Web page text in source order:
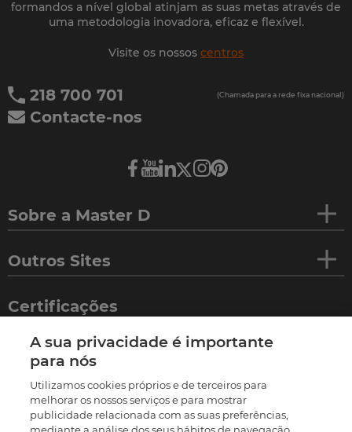
formandos a nível global atinjam as suas metas através de
uma metodologia inovadora, eficaz e flexível.
Visite os nossos centros
218 700 701 (Chamada para a rede fixa nacional)
Contacte-nos
Sobre a Master D
Outros Sites
Certificações
A sua privacidade é importante
para nós
Utilizamos cookies próprios e de terceiros para
melhorar os nossos serviços e para mostrar
publicidade relacionada com as suas preferências,